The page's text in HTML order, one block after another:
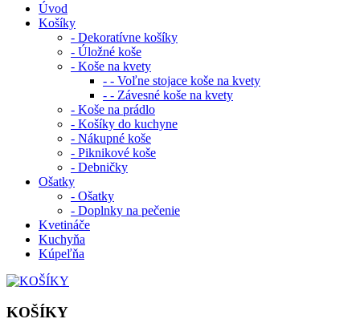
Úvod
Košíky
- Dekoratívne košíky
- Úložné koše
- Koše na kvety
- - Voľne stojace koše na kvety
- - Závesné koše na kvety
- Koše na prádlo
- Košíky do kuchyne
- Nákupné koše
- Piknikové koše
- Debničky
Ošatky
- Ošatky
- Doplnky na pečenie
Kvetináče
Kuchyňa
Kúpeľňa
KOŠÍKY